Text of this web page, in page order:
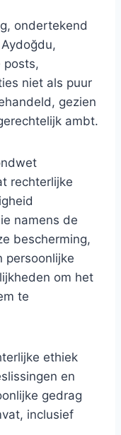
ondertekend
posts,
niet als puur
gezien
ambt.
rechterlijke
namens de
bescherming,
persoonlijke
om het
te
ethiek
en
gedrag
inclusief